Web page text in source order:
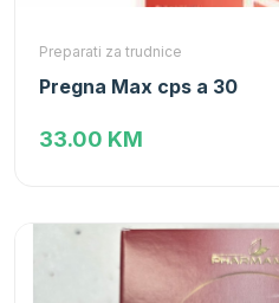
Preparati za trudnice
Pregna Max cps a 30
33.00 KM